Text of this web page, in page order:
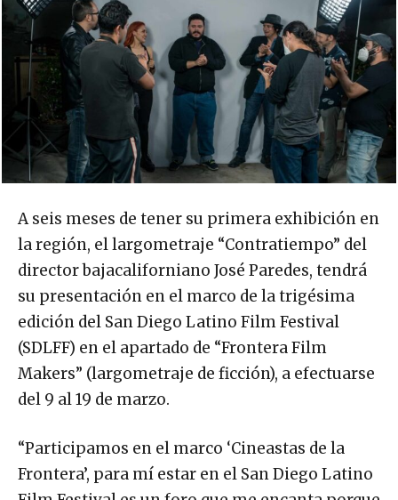
A seis meses de tener su primera exhibición en
la región, el largometraje “Contratiempo” del
director bajacaliforniano José Paredes, tendrá
su presentación en el marco de la trigésima
edición del San Diego Latino Film Festival
(SDLFF) en el apartado de “Frontera Film
Makers” (largometraje de ficción), a efectuarse
del 9 al 19 de marzo.
“Participamos en el marco ‘Cineastas de la
Frontera’, para mí estar en el San Diego Latino